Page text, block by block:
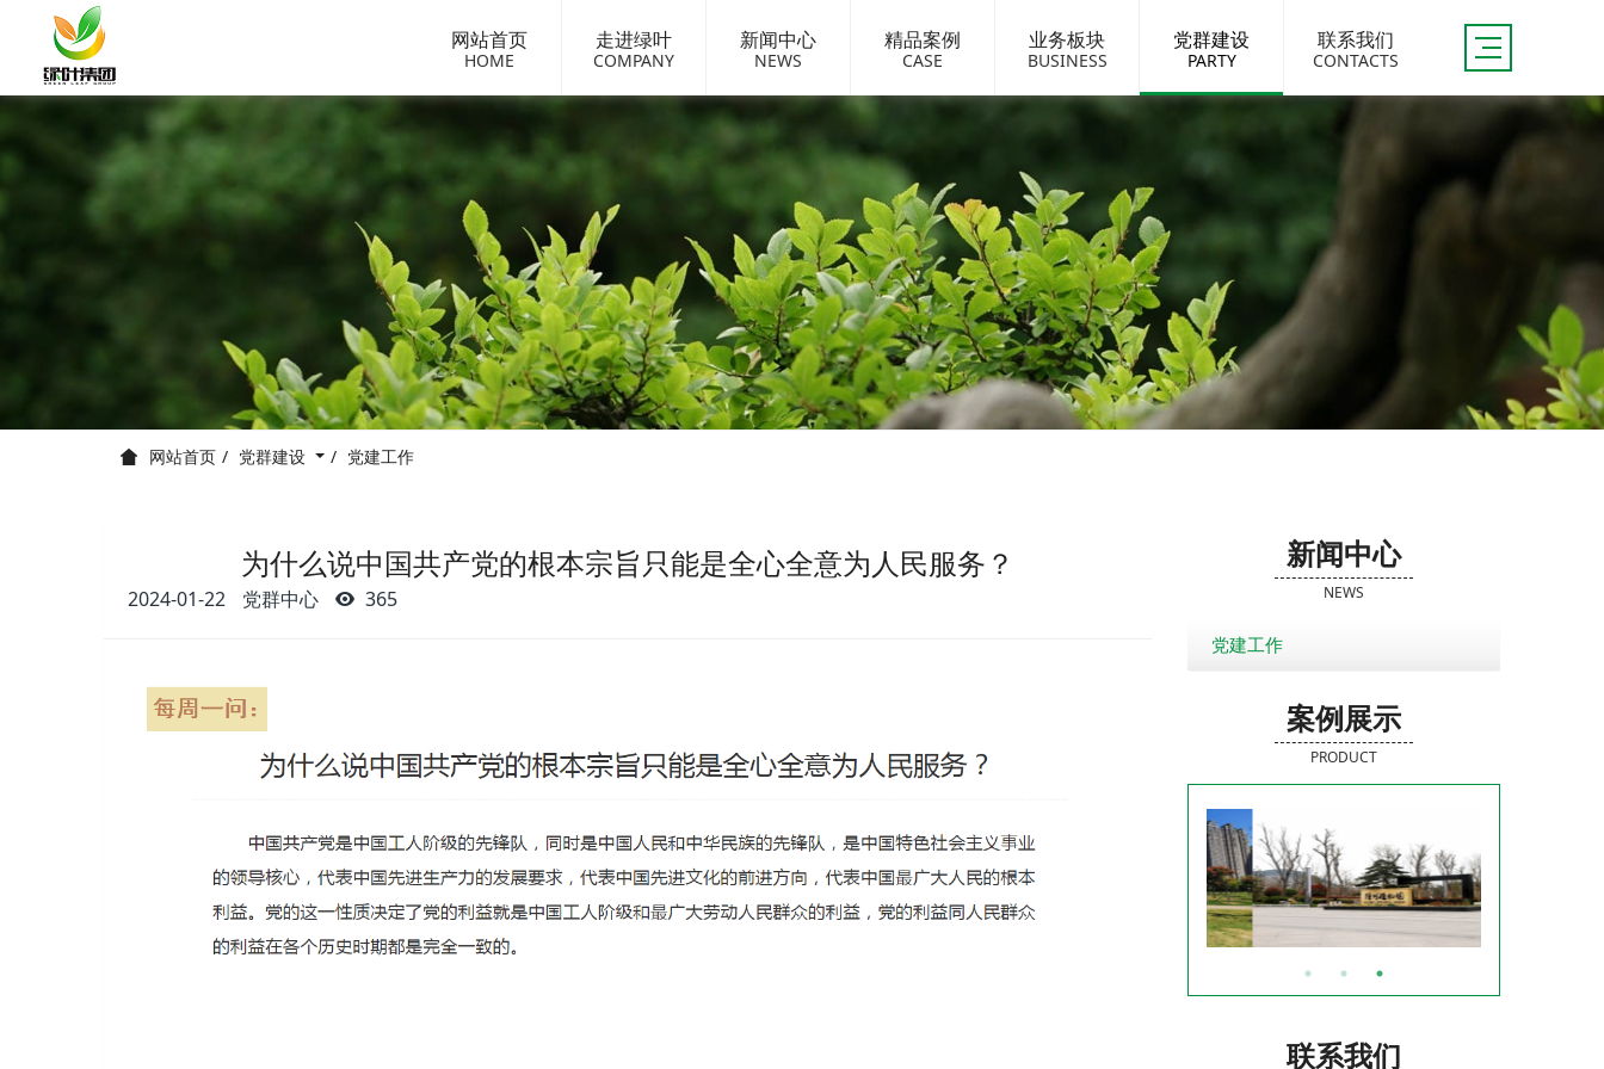
网站首页
HOME
走进绿叶
COMPANY
新闻中心
NEWS
精品案例
CASE
业务板块
BUSINESS
党群建设
PARTY
联系我们
CONTACTS
网站首页 党群建设 党建工作
为什么说中国共产党的根本宗旨只能是全心全意为人民服务？
2024-01-22 党群中心 365
新闻中心
NEWS
党建工作
案例展示
PRODUCT
联系我们